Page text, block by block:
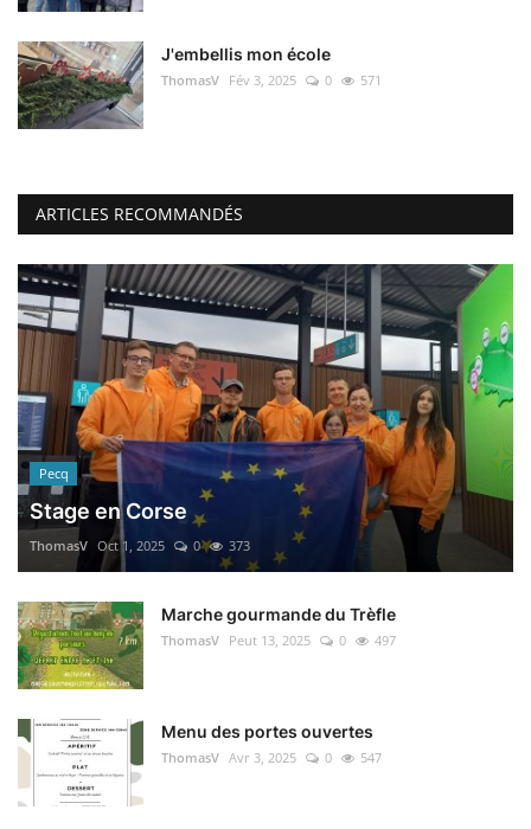
J'embellis mon école
ThomasV Fév 3, 2025 0 571
ARTICLES RECOMMANDÉS
Pecq
Stage en Corse
ThomasV Oct 1, 2025 0 373
Marche gourmande du Trèfle
ThomasV Peut 13, 2025 0 497
Menu des portes ouvertes
ThomasV Avr 3, 2025 0 547